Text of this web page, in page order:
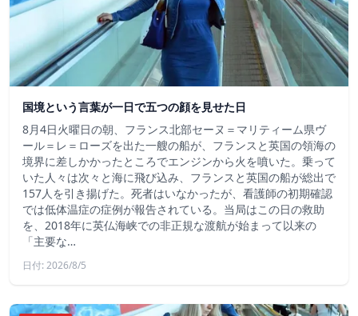
国境という言葉が一日で五つの顔を見せた日
8月4日火曜日の朝、フランス北部セーヌ＝マリティーム県ヴ
ール＝レ＝ローズを出た一艘の船が、フランスと英国の領海の
境界に差しかかったところでエンジンから火を噴いた。乗って
いた人々は次々と海に飛び込み、フランスと英国の船が総出で
157人を引き揚げた。死者はいなかったが、看護師の初期確認
では低体温症の症例が報告されている。当局はこの日の救助
を、2018年に英仏海峡での非正規な渡航が始まって以来の
「主要な…
日付: 2026/8/5